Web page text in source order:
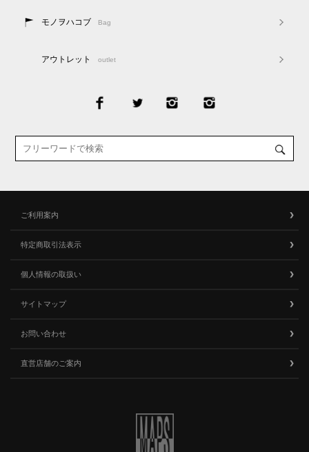
モノヲハコブ Bag
アウトレット outlet
ご利用案内
特定商取引法表示
個人情報の取扱い
サイトマップ
お問い合わせ
直営店舗のご案内